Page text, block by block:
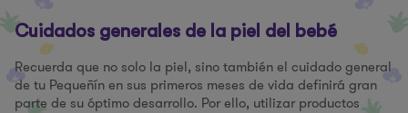
Cuidados generales de la piel del bebé
Recuerda que no solo la piel, sino también el cuidado general
de tu Pequeñín en sus primeros meses de vida definirá gran
parte de su óptimo desarrollo. Por ello, utilizar productos